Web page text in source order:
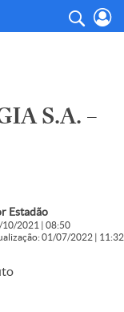
S.A. –
Estadão
10/2021 | 08:50
01/07/2022 | 11:32